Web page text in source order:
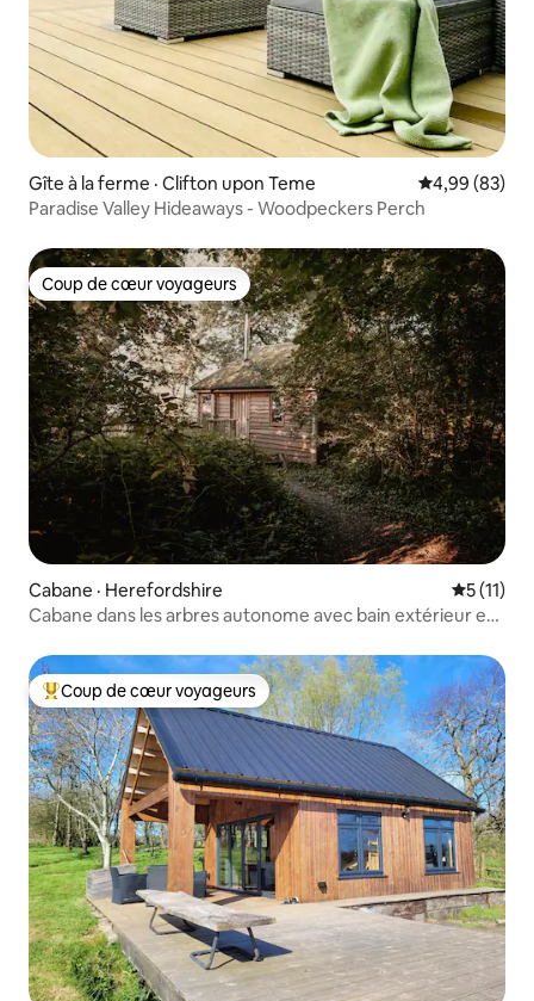
Gîte à la ferme · Clifton upon Teme Note
4,99 (83)
Paradise Valley Hideaways - Woodpeckers Perch
Coup de cœur voyageurs
Coup de cœur voyageurs
Cabane · Herefordshire Note
5 (11)
Cabane dans les arbres autonome avec bain extérieur et
Coup de cœur voyageurs parmi les plus aimés
Coup de cœur voyageurs